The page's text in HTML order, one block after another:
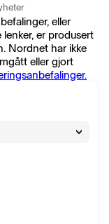
eller
er produsert
Nordnet har ikke
eller gjort